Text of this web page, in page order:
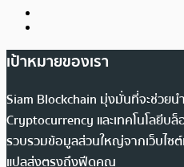
เป้าหมายของเรา
Siam Blockchain มุ่งมั่นที่จะช่วยน
Cryptocurrency และเทคโนโลยีบ
รวบรวมข้อมูลส่วนใหญ่จากเว็บไซต์
แปลส่งตรงถึงฟีดคุณ